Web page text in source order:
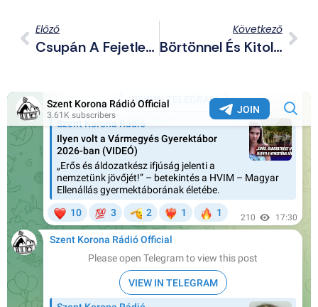
Előző
Csupán A Fejetlen És Eldurvult Világot Ábrázolják Zenéjükben? – Gondolatok A Zene Alászállásáról (II.rész)
Következő
Börtönnel És Kitoloncolással Vetnek Véget A Migráns Németországi „nyaralásának”, Azaz Agresszív Tombolásának